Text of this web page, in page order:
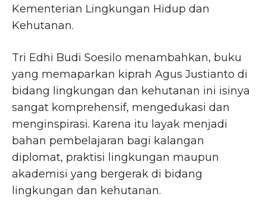
Kementerian Lingkungan Hidup dan
Kehutanan.
Tri Edhi Budi Soesilo menambahkan, buku
yang memaparkan kiprah Agus Justianto di
bidang lingkungan dan kehutanan ini isinya
sangat komprehensif, mengedukasi dan
menginspirasi. Karena itu layak menjadi
bahan pembelajaran bagi kalangan
diplomat, praktisi lingkungan maupun
akademisi yang bergerak di bidang
lingkungan dan kehutanan.